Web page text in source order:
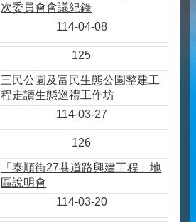
次委員會會議紀錄
114-04-08
125
三民公園及富民生態公園整建工
程走讀生態巡禮工作坊
114-03-27
126
「泰順街27巷道路興建工程」地
區說明會
114-03-20